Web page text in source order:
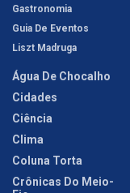
Gastronomia
Guia De Eventos
Liszt Madruga
Água De Chocalho
Cidades
Ciência
Clima
Coluna Torta
Crônicas Do Meio-